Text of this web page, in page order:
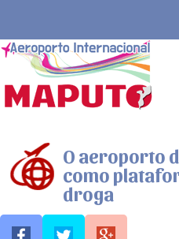
O aeroporto
como
droga